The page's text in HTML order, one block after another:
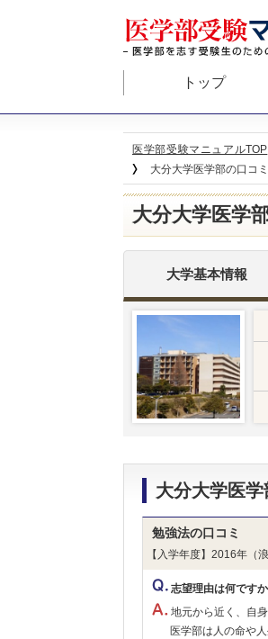
トップ
医学部受験マニュアルTOP
大分大学医学部の口コ
大分大学医学
大学基本情報
大分大学医学
勉強法の口コミ
【入学年度】2016年
志望理由は何です
地元から近く、自
医学部は人の命や